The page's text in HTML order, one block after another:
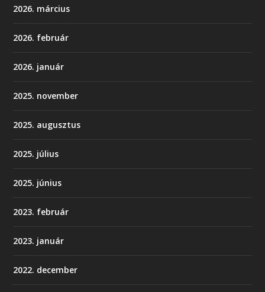
2026. március
2026. február
2026. január
2025. november
2025. augusztus
2025. július
2025. június
2023. február
2023. január
2022. december